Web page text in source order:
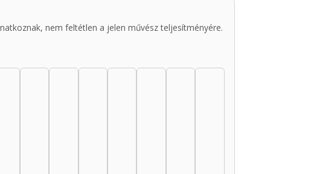
nem feltétlen a jelen művész teljesítményére.